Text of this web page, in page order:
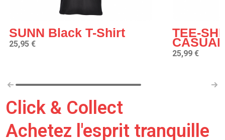
SUNN Black T-Shirt
25,95 €
TEE-
25,99 €
Click & Collect
Achetez l'esprit tranquille